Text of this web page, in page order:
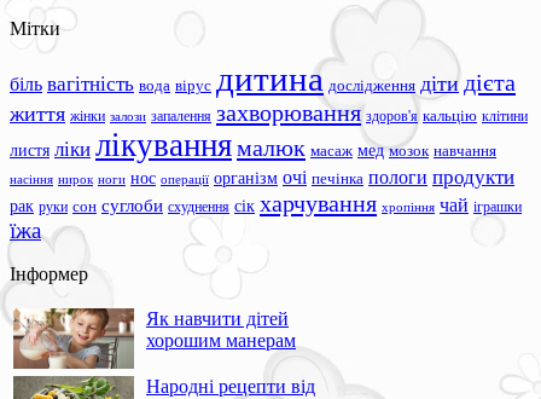
Мітки
біль вагітність вода вірус дитина дослідження діти дієта
життя жінки залози запалення захворювання здоров'я кальцію клітини
листя ліки лікуваннямалюк масаж мед мозок навчання
насіння нирок ноги нос операції організм очі печінка пологи продукти
рак руки сон суглоби схуднення сік харчування хропіння чай іграшки
їжа
Інформер
Як навчити дітей
хорошим манерам
Народні рецепти від